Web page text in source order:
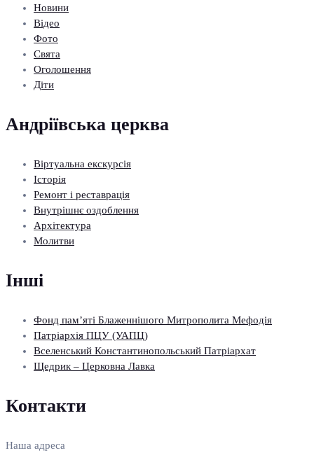
Новини
Відео
Фото
Свята
Оголошення
Діти
Андріївська церква
Віртуальна екскурсія
Історія
Ремонт і реставрація
Внутрішнє оздоблення
Архітектура
Молитви
Інші
Фонд пам’яті Блаженнішого Митрополита Мефодія
Патріархія ПЦУ (УАПЦ)
Вселенський Константинопольський Патріархат
Щедрик – Церковна Лавка
Контакти
Наша адреса